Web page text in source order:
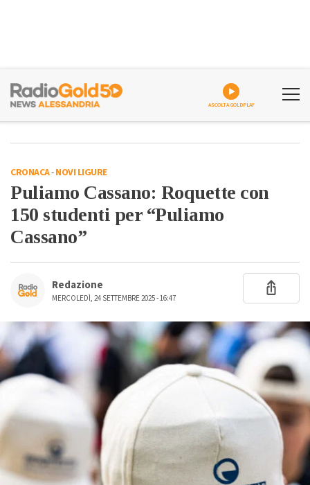
ASCOLTA GOLDPLAY
CRONACA-NOVI LIGURE
Puliamo Cassano: Roquette con
150 studenti per “Puliamo
Cassano”
Redazione
MERCOLEDÌ, 24 SETTEMBRE 2025 - 16:47